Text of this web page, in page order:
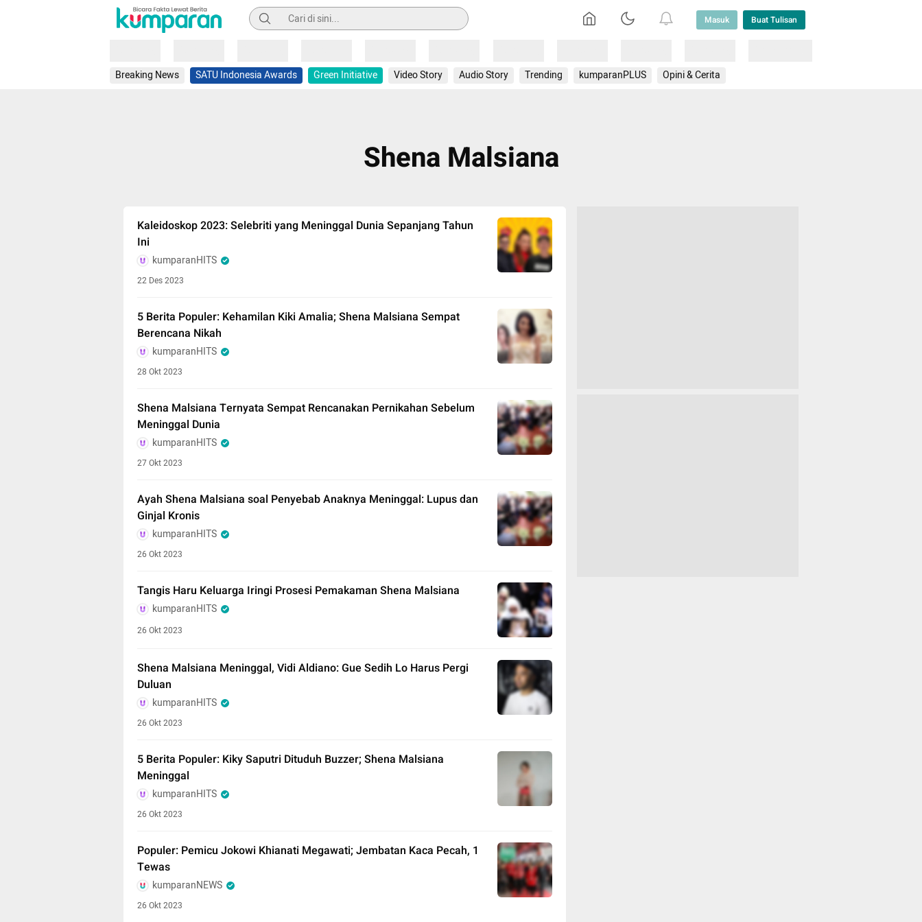
Pencarian Masuk Buat Tulisan
Breaking News SATU Indonesia Awards Green Initiative Video Story Audio Story Trending kumparanPLUS Opini & Cerita
Shena Malsiana
Kaleidoskop 2023: Selebriti yang Meninggal Dunia Sepanjang Tahun
Ini
kumparanHITS
22 Des 2023
5 Berita Populer: Kehamilan Kiki Amalia; Shena Malsiana Sempat
Berencana Nikah
kumparanHITS
28 Okt 2023
Shena Malsiana Ternyata Sempat Rencanakan Pernikahan Sebelum
Meninggal Dunia
kumparanHITS
27 Okt 2023
Ayah Shena Malsiana soal Penyebab Anaknya Meninggal: Lupus dan
Ginjal Kronis
kumparanHITS
26 Okt 2023
Tangis Haru Keluarga Iringi Prosesi Pemakaman Shena Malsiana
kumparanHITS
26 Okt 2023
Shena Malsiana Meninggal, Vidi Aldiano: Gue Sedih Lo Harus Pergi
Duluan
kumparanHITS
26 Okt 2023
5 Berita Populer: Kiky Saputri Dituduh Buzzer; Shena Malsiana
Meninggal
kumparanHITS
26 Okt 2023
Populer: Pemicu Jokowi Khianati Megawati; Jembatan Kaca Pecah, 1
Tewas
kumparanNEWS
26 Okt 2023